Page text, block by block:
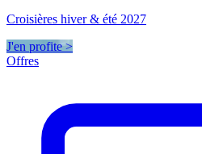
Croisières hiver & été 2027
J'en profite >
Offres